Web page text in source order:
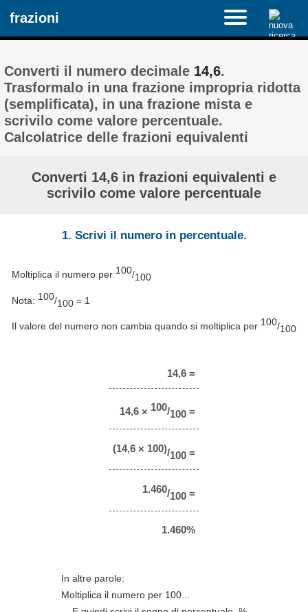
frazioni
Converti il ​​numero decimale 14,6.
Trasformalo in una frazione impropria ridotta
(semplificata), in una frazione mista e
scrivilo come valore percentuale.
Calcolatrice delle frazioni equivalenti
Converti 14,6 in frazioni equivalenti e
scrivilo come valore percentuale
1. Scrivi il numero in percentuale.
Moltiplica il numero per 100/100
Nota: 100/100 = 1
Il valore del numero non cambia quando si moltiplica per 100/100
14,6 =
14,6 × 100/100 =
(14,6 × 100)/100 =
1.460/100 =
1.460%
In altre parole:
Moltiplica il numero per 100...